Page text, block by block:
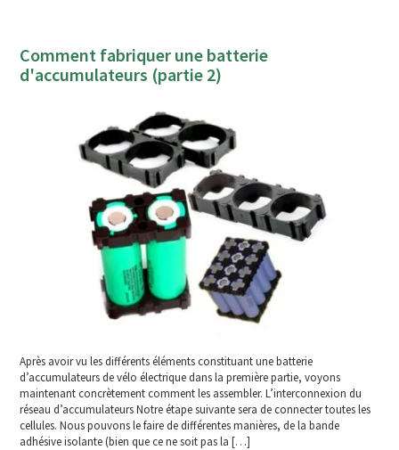
Comment fabriquer une batterie
d'accumulateurs (partie 2)
Après avoir vu les différents éléments constituant une batterie
d’accumulateurs de vélo électrique dans la première partie, voyons
maintenant concrètement comment les assembler. L’interconnexion du
réseau d’accumulateurs Notre étape suivante sera de connecter toutes les
cellules. Nous pouvons le faire de différentes manières, de la bande
adhésive isolante (bien que ce ne soit pas la […]